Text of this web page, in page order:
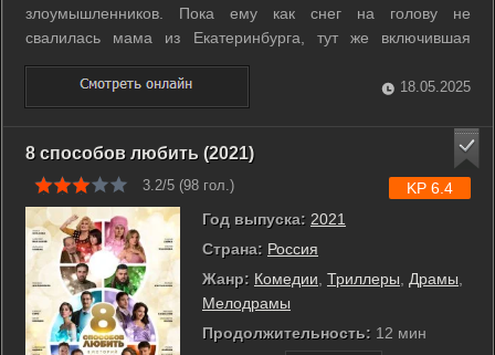
злоумышленников. Пока ему как снег на голову не
свалилась мама из Екатеринбурга, тут же включившая
режим гиперопеки. Татьяне Быстровой пришлось срочно
покинуть родной город, где она долгое время выдавала
себя за экстрасенса. Но тут на месте реального ...
18.05.2025
8 способов любить (2021)
3.2/5 (98 гол.)
Год выпуска: 2021
Страна: Россия
Жанр: Комедии Триллеры Драмы
Мелодрамы
Продолжительность: 12 мин
KP 6.4